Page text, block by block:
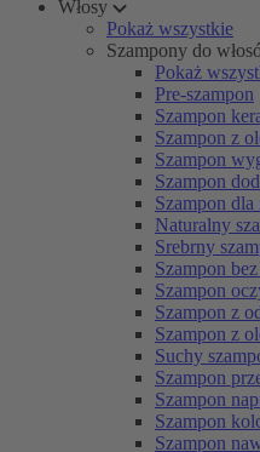
Włosy
Pokaż wszystkie
Szampony do
Pokaż
Pre-szampon
Szampon
Szampon z
Szampon
Szampon
Szampon dla
Naturalny
Srebrny
Szampon
Szampon
Szampon z
Szampon z
Suchy
Szampon
Szampon
Szampon
Szampon